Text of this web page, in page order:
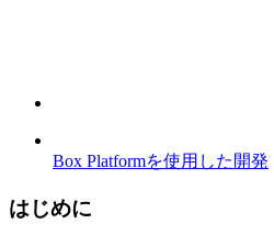
Box Platformを使用した開発
はじめに